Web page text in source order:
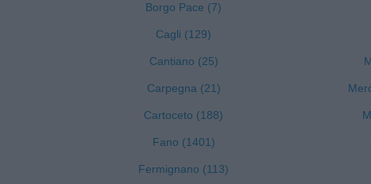
Borgo Pace (7)
Cagli (129)
Cantiano (25)
Carpegna (21)
Cartoceto (188)
Fano (1401)
Fermignano (113)